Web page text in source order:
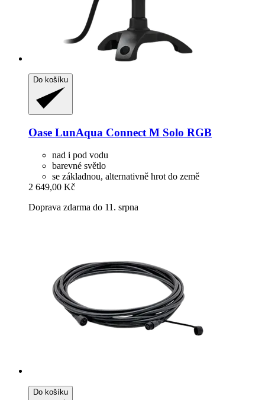
Do košíku
Oase LunAqua Connect M Solo RGB
nad i pod vodu
barevné světlo
se základnou, alternativně hrot do země
2 649,00 Kč
Doprava zdarma do 11. srpna
Do košíku